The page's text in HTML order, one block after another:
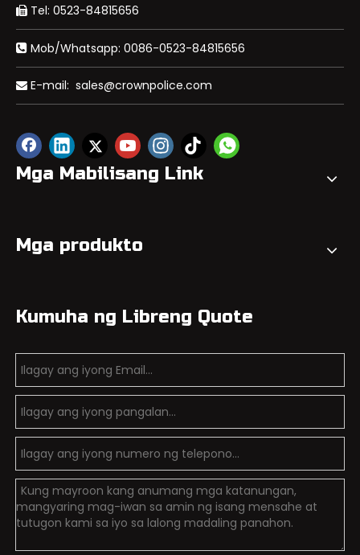
 Tel: 0523-84815656
 Mob/Whatsapp: 0086-0523-84815656
 E-mail: sales@crownpolice.com
Mga Mabilisang Link
Mga produkto
Kumuha ng Libreng Quote